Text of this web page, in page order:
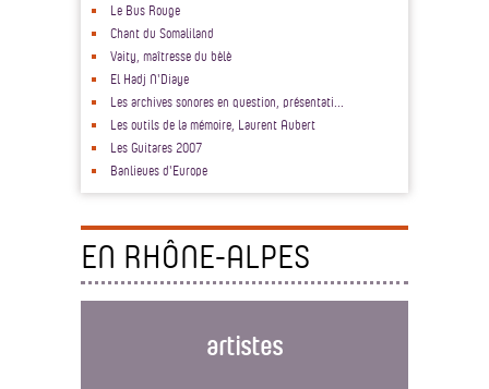
Le Bus Rouge
Chant du Somaliland
Vaity, maîtresse du bèlè
El Hadj N'Diaye
Les archives sonores en question, présentati...
Les outils de la mémoire, Laurent Aubert
Les Guitares 2007
Banlieues d'Europe
EN RHÔNE-ALPES
artistes